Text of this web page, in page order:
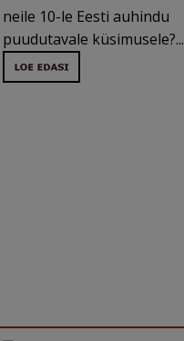
neile 10-le Eesti auhindu
puudutavale küsimusele?...